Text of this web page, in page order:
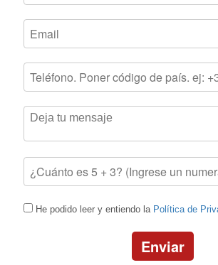
He podido leer y entiendo la Política de
Enviar